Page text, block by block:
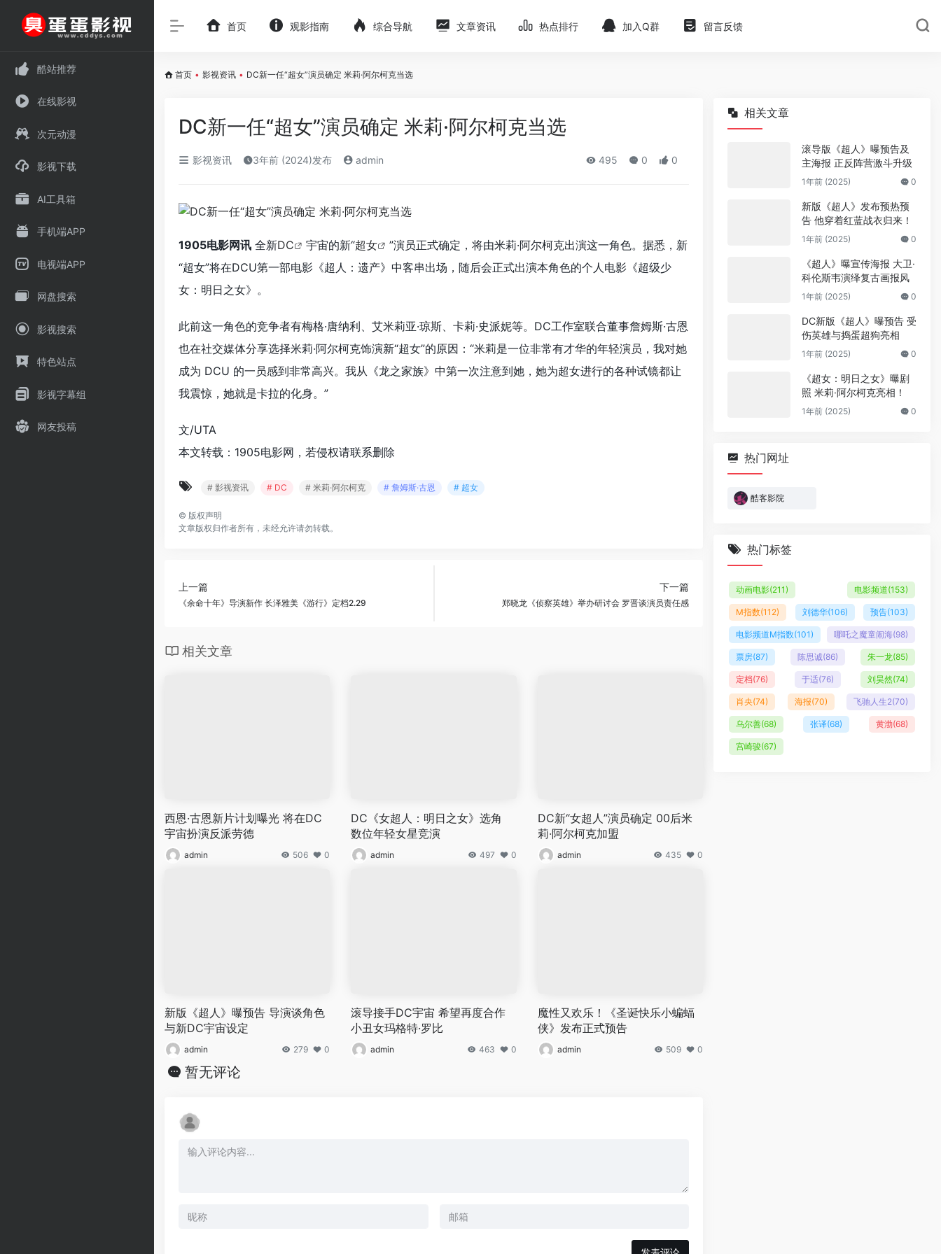
酷站推荐
在线影视
次元动漫
影视下载
AI工具箱
手机端APP
电视端APP
网盘搜索
影视搜索
特色站点
影视字幕组
网友投稿
首页 观影指南 综合导航 文章资讯 热点排行 加入Q群 留言反馈
首页 • 影视资讯 • DC新一任“超女”演员确定 米莉·阿尔柯克当选
DC新一任“超女”演员确定 米莉·阿尔柯克当选
影视资讯 3年前 (2024)发布 admin 495 0 0
1905电影网讯 全新DC 宇宙的新“超女
”演员正式确定，将由米莉·阿尔柯克出演这一角色。据悉，新
“超女”将在DCU第一部电影《超人：遗产》中客串出场，随后会正式出演本角色的个人电影《超级少
女：明日之女》。
此前这一角色的竞争者有梅格·唐纳利、艾米莉亚·琼斯、卡莉·史派妮等。DC工作室联合董事詹姆斯·古恩
也在社交媒体分享选择米莉·阿尔柯克饰演新“超女”的原因：“米莉是一位非常有才华的年轻演员，我对她
成为 DCU 的一员感到非常高兴。我从《龙之家族》中第一次注意到她，她为超女进行的各种试镜都让
我震惊，她就是卡拉的化身。”
文/UTA
本文转载：1905电影网，若侵权请联系删除
# 影视资讯 # DC # 米莉·阿尔柯克 # 詹姆斯·古恩 # 超女
© 版权声明
文章版权归作者所有，未经允许请勿转载。
上一篇
《余命十年》导演新作 长泽雅美《游行》定档2.29
下一篇
郑晓龙《侦察英雄》举办研讨会 罗晋谈演员责任感
相关文章
西恩·古恩新片计划曝光 将在DC
宇宙扮演反派劳德
admin 506 0
DC《女超人：明日之女》选角
数位年轻女星竞演
admin 497 0
DC新“女超人”演员确定 00后米
莉·阿尔柯克加盟
admin 435 0
新版《超人》曝预告 导演谈角色
与新DC宇宙设定
admin 279 0
滚导接手DC宇宙 希望再度合作
小丑女玛格特·罗比
admin 463 0
魔性又欢乐！《圣诞快乐小蝙蝠
侠》发布正式预告
admin 509 0
暂无评论
相关文章
滚导版《超人》曝预告及
主海报 正反阵营激斗升级
1年前 (2025) 0
新版《超人》发布预热预
告 他穿着红蓝战衣归来！
1年前 (2025) 0
《超人》曝宣传海报 大卫·
科伦斯韦演绎复古画报风
1年前 (2025) 0
DC新版《超人》曝预告 受
伤英雄与捣蛋超狗亮相
1年前 (2025) 0
《超女：明日之女》曝剧
照 米莉·阿尔柯克亮相！
1年前 (2025) 0
热门网址
酷客影院
热门标签
动画电影(211) 电影频道(153)
M指数(112) 刘德华(106) 预告(103)
电影频道M指数(101) 哪吒之魔童闹海(98)
票房(87) 陈思诚(86) 朱一龙(85)
定档(76) 于适(76) 刘昊然(74)
肖央(74) 海报(70) 飞驰人生2(70)
乌尔善(68) 张译(68) 黄渤(68)
宫崎骏(67)